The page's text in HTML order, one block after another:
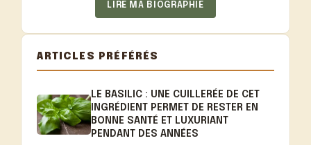
LIRE MA BIOGRAPHIE
ARTICLES PRÉFÉRÉS
LE BASILIC : UNE CUILLERÉE DE CET
INGRÉDIENT PERMET DE RESTER EN
BONNE SANTÉ ET LUXURIANT
PENDANT DES ANNÉES